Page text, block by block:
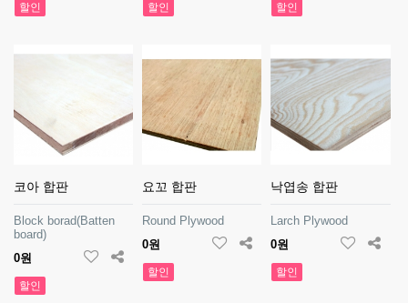
할인 할인 할인
코아 합판
Block borad(Batten
board)
0원
할인
요꼬 합판
Round Plywood
0원
할인
낙엽송 합판
Larch Plywood
0원
할인